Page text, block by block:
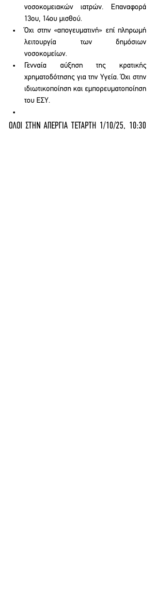
νοσοκομειακών ιατρών. Επαναφορά
13ου, 14ου μισθού.
Όχι στην «απογευματινή» επί πληρωμή
λειτουργία των δημόσιων
νοσοκομείων.
Γενναία αύξηση της κρατικής
χρηματοδότησης για την Υγεία. Όχι στην
ιδιωτικοποίηση και εμπορευματοποίηση
του ΕΣΥ.
ΟΛΟΙ ΣΤΗΝ ΑΠΕΡΓΙΑ ΤΕΤΑΡΤΗ 1/10/25, 10:30